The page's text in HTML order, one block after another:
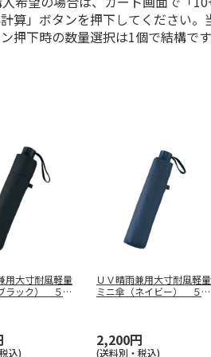
算」ボタンを押下してください。
押下時の数量選択は1個で結構で
用大寸耐風軽量
ラック） ５０
込)
ＵＶ晴雨兼用大寸耐風軽量
ミニ傘（ネイビー） ５０
2,200円
(送料別・税込)